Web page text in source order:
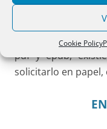
Cookie Policy
Vigil de
El Tratado está
pdf y epub,
solicitarlo en papel,